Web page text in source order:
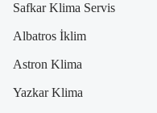
Safkar Klima Servis
Albatros İklim
Astron Klima
Yazkar Klima